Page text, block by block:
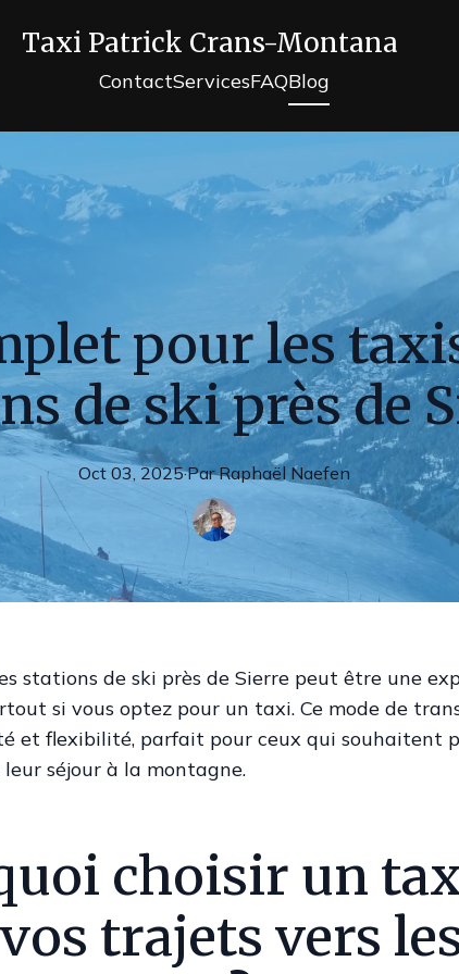
Taxi Patrick Crans-Montana
ContactServicesFAQBlog
pour les
de ski près de
Oct 03, 2025·Par Raphaël Naefen
stations de ski près de Sierre peut être une
si vous optez pour un taxi. Ce mode de
et flexibilité, parfait pour ceux qui souhaitent
séjour à la montagne.
choisir un
trajets vers